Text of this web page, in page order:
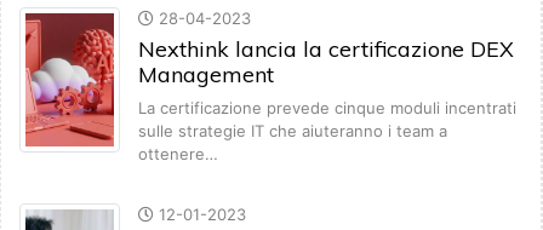
28-04-2023
Nexthink lancia la certificazione DEX
Management
La certificazione prevede cinque moduli incentrati
sulle strategie IT che aiuteranno i team a
ottenere…
12-01-2023